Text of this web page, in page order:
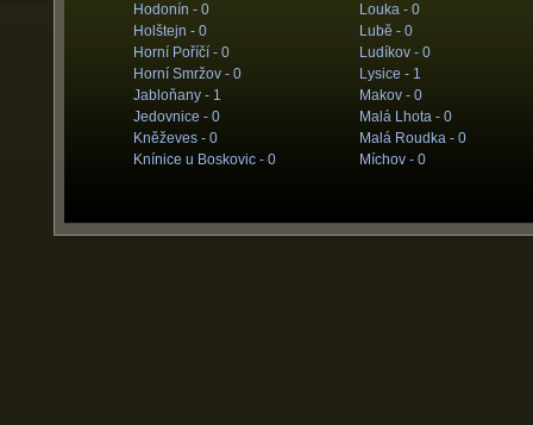
Hodonín - 0
Holštejn - 0
Horní Poříčí - 0
Horní Smržov - 0
Jabloňany - 1
Jedovnice - 0
Kněževes - 0
Knínice u Boskovic - 0
Louka - 0
Lubě - 0
Ludíkov - 0
Lysice - 1
Makov - 0
Malá Lhota - 0
Malá Roudka - 0
Míchov - 0